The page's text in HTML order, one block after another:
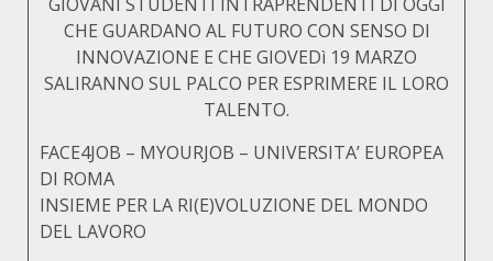
CHE GUARDANO AL FUTURO CON SENSO DI
INNOVAZIONE E CHE GIOVEDì 19 MARZO
SALIRANNO SUL PALCO PER ESPRIMERE IL LORO
TALENTO.
FACE4JOB – MYOURJOB – UNIVERSITA’ EUROPEA
DI ROMA
INSIEME PER LA RI(E)VOLUZIONE DEL MONDO
DEL LAVORO